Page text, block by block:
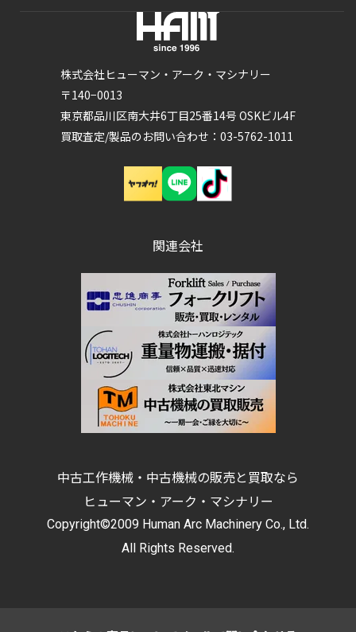
株式会社ヒューマン・アーク・マシナリー
〒140−0013
東京都品川区南大井6丁目25番14号 OSKビル4F
買取査定/製品のお問い合わせ：03-5762-1011
関連会社
中古工作機械・中古機械の販売と買取なら
ヒューマン・アーク・マシナリー
Copyright©2009 Human Arc Machinery Co., Ltd.
All Rights Reserved.